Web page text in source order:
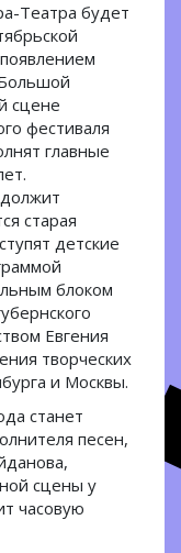
Театра будет
сцене
фестиваля
главные
старая
детские
блоком
Евгения
творческих
и Москвы.
станет
песен,
сцены у
часовую